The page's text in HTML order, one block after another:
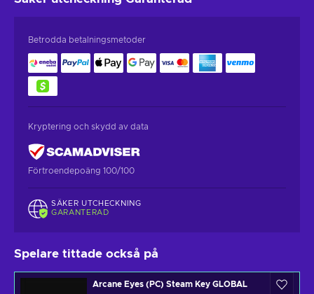
Betrodda betalningsmetoder
Kryptering och skydd av data
Förtroendepoäng 100/100
SÄKER UTCHECKNING
GARANTERAD
Spelare tittade också på
Arcane Eyes (PC) Steam Key GLOBAL